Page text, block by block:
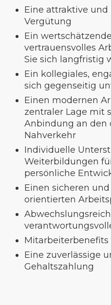
Eine attraktive
Vergütung
Ein
vertrauensvolles
Sie sich langfristig
Ein kollegiales,
sich gegenseitig
Einen modernen
zentraler Lage mit
Anbindung an den
Nahverkehr
Individuelle
Weiterbildungen
persönliche
Einen sicheren
orientierten
Mitarbeiterbenefits
Eine zuverlässige
Gehaltszahlung